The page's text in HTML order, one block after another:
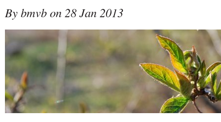
By bmvb on 28 Jan 2013